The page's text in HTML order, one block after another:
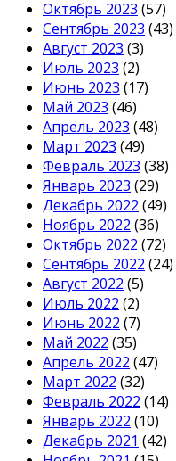
Октябрь 2023 (57)
Сентябрь 2023 (43)
Август 2023 (3)
Июль 2023 (2)
Июнь 2023 (17)
Май 2023 (46)
Апрель 2023 (48)
Март 2023 (49)
Февраль 2023 (38)
Январь 2023 (29)
Декабрь 2022 (49)
Ноябрь 2022 (36)
Октябрь 2022 (72)
Сентябрь 2022 (24)
Август 2022 (5)
Июль 2022 (2)
Июнь 2022 (7)
Май 2022 (35)
Апрель 2022 (47)
Март 2022 (32)
Февраль 2022 (14)
Январь 2022 (10)
Декабрь 2021 (42)